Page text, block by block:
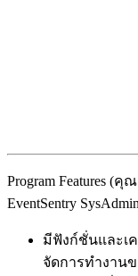
Program Features
EventSentry
มีฟังก์ชั่นและเ
จัดการทำงานข